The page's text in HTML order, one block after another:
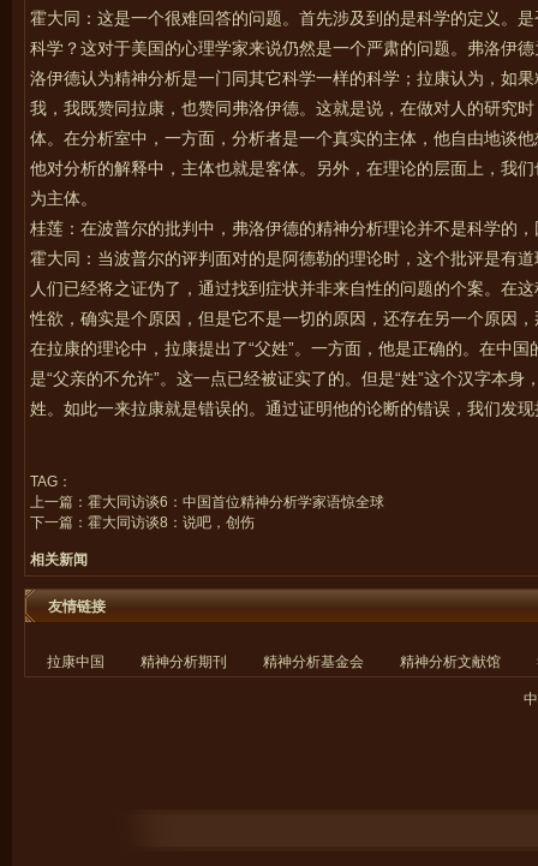
霍大同：这是一个很难回答的问题。首先涉及到的是科学的定义。
科学？这对于美国的心理学家来说仍然是一个严肃的问题。弗洛伊
洛伊德认为精神分析是一门同其它科学一样的科学；拉康认为，如
我，我既赞同拉康，也赞同弗洛伊德。这就是说，在做对人的研究
体。在分析室中，一方面，分析者是一个真实的主体，他自由地谈
他对分析的解释中，主体也就是客体。另外，在理论的层面上，我
为主体。
桂莲：在波普尔的批判中，弗洛伊德的精神分析理论并不是科学的
霍大同：当波普尔的评判面对的是阿德勒的理论时，这个批评是有
人们已经将之证伪了，通过找到症状并非来自性的问题的个案。在
性欲，确实是个原因，但是它不是一切的原因，还存在另一个原因
在拉康的理论中，拉康提出了“父姓”。一方面，他是正确的。在中
是“父亲的不允许”。这一点已经被证实了的。但是“姓”这个汉字本身
姓。如此一来拉康就是错误的。通过证明他的论断的错误，我们发
TAG：
上一篇： 霍大同访谈6：中国首位精神分析学家语惊全球
下一篇： 霍大同访谈8：说吧，创伤
相关新闻
友情链接
拉康中国 精神分析期刊 精神分析基金会 精神分析文献馆